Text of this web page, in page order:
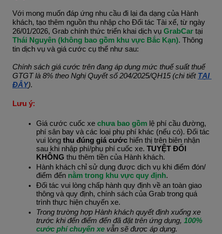
Với mong muốn đáp ứng nhu cầu đi lại đa dạng của Hành
khách, tạo thêm nguồn thu nhập cho Đối tác Tài xế, từ ngày
26/01/2026, Grab chính thức triển khai dịch vụ GrabCar
Thái Nguyên (không bao gồm khu vực Bắc Kạn). Thông
tin dịch vụ và giá cước cụ thể như sau:
Chính sách giá cước trên đang áp dụng mức thuế suất thuế
GTGT là 8% theo Nghị Quyết số 204/2025/QH15 (chi tiết TẠI
ĐÂY).
Lưu ý:
Giá cước cuốc xe chưa bao gồm lệ phí cầu đường,
phí sân bay và các loại phụ phí khác (nếu có). Đối tác
vui lòng thu đúng giá cước hiển thị trên biên nhận
sau khi nhập phí/phụ phí cuốc xe. TUYỆT ĐỐI
KHÔNG thu thêm tiền của Hành khách.
Hành khách chỉ sử dụng được dịch vụ khi điểm đón/
điểm đến nằm trong khu vực quy định.
Đối tác vui lòng chấp hành quy định về an toàn giao
thông và quy định, chính sách của Grab trong quá
trình thực hiện chuyến xe.
Trong trường hợp Hành khách quyết định xuống xe
trước khi đến điểm đến đã đặt trên ứng dụng, 100%
cước phí chuyến xe vẫn sẽ được áp dụng.